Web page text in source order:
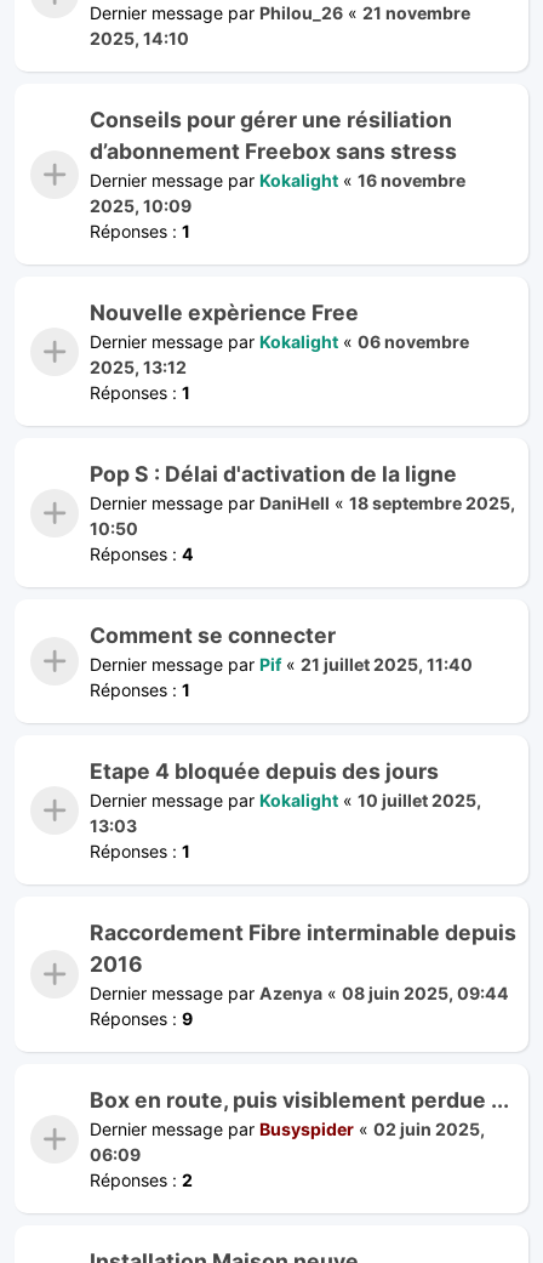
Dernier message par Philou_26 « 21 novembre
2025, 14:10
Conseils pour gérer une résiliation
d’abonnement Freebox sans stress
Dernier message par Kokalight « 16 novembre
2025, 10:09
Réponses : 1
Nouvelle expèrience Free
Dernier message par Kokalight « 06 novembre
2025, 13:12
Réponses : 1
Pop S : Délai d'activation de la ligne
Dernier message par DaniHell « 18 septembre 2025,
10:50
Réponses : 4
Comment se connecter
Dernier message par Pif« 21 juillet 2025, 11:40
Réponses : 1
Etape 4 bloquée depuis des jours
Dernier message par Kokalight « 10 juillet 2025,
13:03
Réponses : 1
Raccordement Fibre interminable depuis
2016
Dernier message par Azenya « 08 juin 2025, 09:44
Réponses : 9
Box en route, puis visiblement perdue ...
Dernier message par Busyspider « 02 juin 2025,
06:09
Réponses : 2